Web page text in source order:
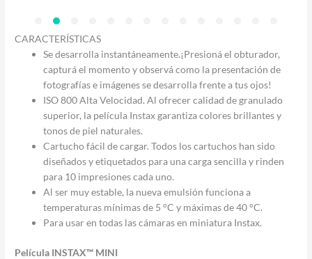
CARACTERÍSTICAS
Se desarrolla instantáneamente.¡Presioná el obturador,
capturá el momento y observá como la presentación de
fotografías e imágenes se desarrolla frente a tus ojos!
ISO 800 Alta Velocidad. Al ofrecer calidad de granulado
superior, la película Instax garantiza colores brillantes y
tonos de piel naturales.
Cartucho fácil de cargar. Todos los cartuchos han sido
diseñados y etiquetados para una carga sencilla y rinden
para 10 impresiones cada uno.
Al ser muy estable, la nueva emulsión funciona a
temperaturas mínimas de 5 °C y máximas de 40 °C.
Para usar en todas las cámaras en miniatura Instax.
Película INSTAX™ MINI